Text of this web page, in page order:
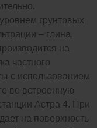
грунтовых
– глина,
на
частного
с использованием
во встроенную
Астра 4. При
на поверхность